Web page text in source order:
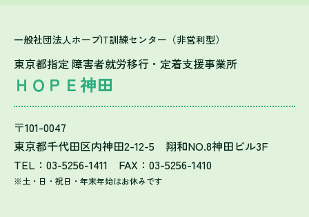
一般社団法人ホープIT訓練センター（非営利型）
東京都指定 障害者就労移行・定着支援事業所
ＨＯＰＥ神田
〒101-0047
東京都千代田区内神田2-12-5 翔和NO.8神田ビル3F
TEL：03-5256-1411 FAX：03-5256-1410
※土・日・祝日・年末年始はお休みです